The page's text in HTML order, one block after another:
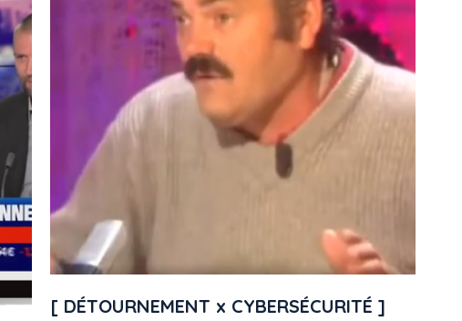
[ DÉTOURNEMENT x CYBERSÉCURITÉ ]